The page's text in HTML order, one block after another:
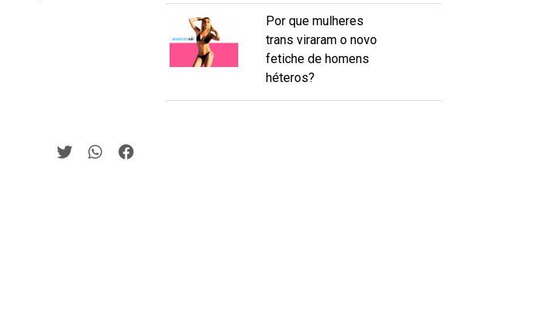
Por que mulheres
trans viraram o novo
fetiche de homens
héteros?